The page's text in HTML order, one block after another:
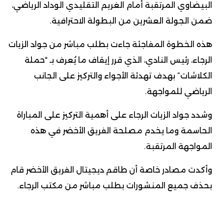
البيضاوي المرتقبة أمام الغريم التقليدي الوداد الرياضي،
ضمن الجولة العشرين من البطولة الاحترافية.
هذه الخطوة المفاجئة جاءت بطلب مباشر من جواد الزيات
الرجاء، رئيس النادي، الذي قرر إيقاف ما يُعرف بـ “حملة
الكلاشات” بهدف تهدئة الأجواء والتركيز على الجانب
الرياضي للمواجهة.
وشدد جواد الزيات الرجاء على أهمية التركيز على المباراة
الحاسمة وما يخدم مصلحة الفريق الأخضر في هذه
المواجهة المرتقبة.
وأكدت مصادر خاصة أن طاقم ديجيتال الفريق الأخضر قام
بحذف جميع المنشورات بطلب مباشر من مكتب الرجاء.